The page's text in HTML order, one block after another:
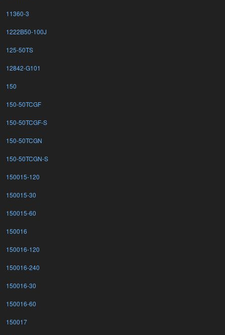
11360-3
1222B50-100J
125-50TS
12842-G101
150
150-50TCGF
150-50TCGF-S
150-50TCGN
150-50TCGN-S
150015-120
150015-30
150015-60
150016
150016-120
150016-240
150016-30
150016-60
150017